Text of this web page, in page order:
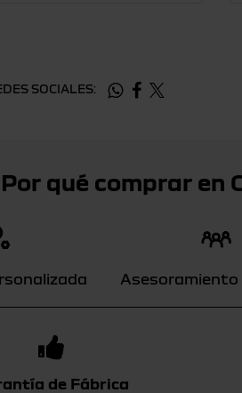
SOCIALES:
Por qué comprar en
Asesoramiento
de Fábrica